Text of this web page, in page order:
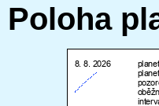
Poloha